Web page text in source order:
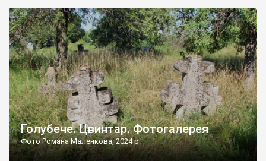
бруньками, кози ті бруньки обгризають, бо то улюблений
делікатес. На цвинтарі у Голубечому ціла колекція
різноманітних форм хрестів. Село відносно невелике, […]
Голубече. Цвинтар. Фотогалерея
Фото Романа Маленкова, 2024 р.